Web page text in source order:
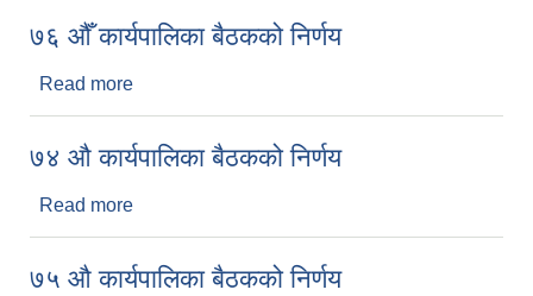
७६ औँ कार्यपालिका बैठकको निर्णय
Read more
७४ औ कार्यपालिका बैठकको निर्णय
Read more
७५ औ कार्यपालिका बैठकको निर्णय